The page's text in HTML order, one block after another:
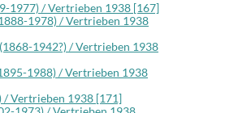
1977) / Vertrieben 1938 [167]
1978) / Vertrieben 1938
1942?) / Vertrieben 1938
1988) / Vertrieben 1938
/ Vertrieben 1938 [171]